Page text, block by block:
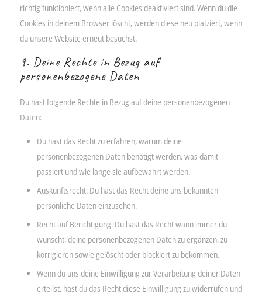
richtig funktioniert, wenn alle Cookies deaktiviert sind. Wenn du die
Cookies in deinem Browser löscht, werden diese neu platziert, wenn
du unsere Website erneut besuchst.
9. Deine Rechte in Bezug auf
personenbezogene Daten
Du hast folgende Rechte in Bezug auf deine personenbezogenen
Daten:
Du hast das Recht zu erfahren, warum deine
personenbezogenen Daten benötigt werden, was damit
passiert und wie lange sie aufbewahrt werden.
Auskunftsrecht: Du hast das Recht deine uns bekannten
persönliche Daten einzusehen.
Recht auf Berichtigung: Du hast das Recht wann immer du
wünscht, deine personenbezogenen Daten zu ergänzen, zu
korrigieren sowie gelöscht oder blockiert zu bekommen.
Wenn du uns deine Einwilligung zur Verarbeitung deiner Daten
erteilst, hast du das Recht diese Einwilligung zu widerrufen und